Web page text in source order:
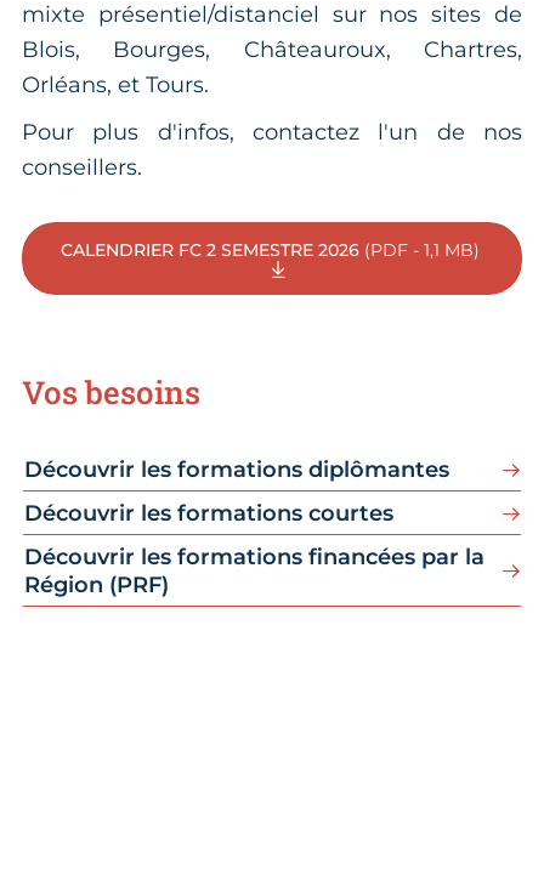
mixte présentiel/distanciel sur nos sites de
Blois, Bourges, Châteauroux, Chartres,
Orléans, et Tours.
Pour plus d'infos, contactez l'un de nos
conseillers.
CALENDRIER FC 2 SEMESTRE 2026(PDF - 1,1 MB)
Vos besoins
Découvrir les formations diplômantes
Découvrir les formations courtes
Découvrir les formations financées par la
Région (PRF)